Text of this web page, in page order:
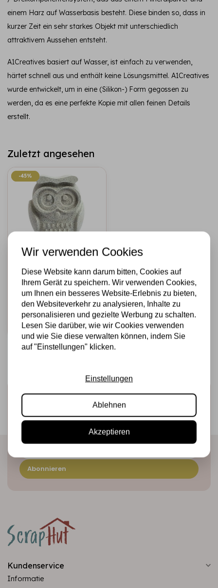
einem Harz auf Wasserbasis besteht. Diese binden so, dass in
kurzer Zeit ein sehr starkes Objekt mit unterschiedlich
attraktivem Aussehen entsteht.
A1Creatives basiert auf Wasser, ist einfach zu verwenden,
härtet schnell aus und enthält keine Lösungsmittel. A1Creatives
wurde entwickelt, um in eine (Silikon-) Form gegossen zu
werden, da es eine perfekte Kopie mit allen feinen Details
erstellt.
Zuletzt angesehen
-45%
-45%
A1 Creatives
Concrete 9018
€10,95 €6,00 Auf Lager
Schnell
hinzufügen
Melden Sie sich für den Newsletter an
Erhalten Sie als Erster unsere Aktionen und neuen
Produkte direkt in Ihrem Posteingang!
Abonnieren
Kundenservice
Informatie
Wir verwenden Cookies
Diese Website kann darum bitten, Cookies auf
Ihrem Gerät zu speichern. Wir verwenden Cookies,
um Ihnen ein besseres Website-Erlebnis zu bieten,
den Websiteverkehr zu analysieren, Inhalte zu
personalisieren und gezielte Werbung zu schalten.
Lesen Sie darüber, wie wir Cookies verwenden
und wie Sie diese verwalten können, indem Sie
auf "Einstellungen" klicken.
Einstellungen
Ablehnen
Akzeptieren